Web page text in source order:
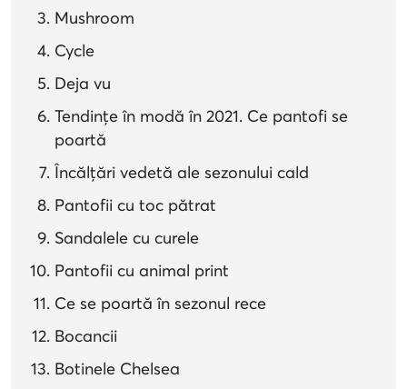
Mushroom
Cycle
Deja vu
Tendințe în modă în 2021. Ce pantofi se
poartă
Încălțări vedetă ale sezonului cald
Pantofii cu toc pătrat
Sandalele cu curele
Pantofii cu animal print
Ce se poartă în sezonul rece
Bocancii
Botinele Chelsea